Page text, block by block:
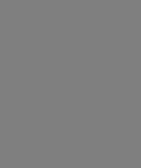
joka on altistettu